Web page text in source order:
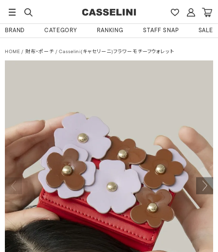
BRAND CATEGORY RANKING STAFF SNAP SALE
HOME 財布・ポーチ Casselini(キャセリーニ)フラワーモチーフウォレット